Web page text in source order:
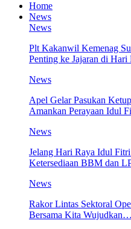
Home
News
News
Plt Kakanwil Kemenag
Penting ke Jajaran di
News
Apel Gelar Pasukan
Amankan Perayaan Idul
News
Jelang Hari Raya Idul
Ketersediaan BBM dan
News
Rakor Lintas Sektoral
Bersama Kita Wujudkan…